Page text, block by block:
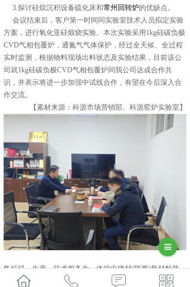
3.探讨硅烷沉积设备硫化床和常州回转炉的优缺点。
会议结束后，客户第一时间同实验室技术人员拟定实验
方案，进行氧化亚硅煅烧实验。本次实验采用1kg硅碳负极
CVD气相包覆炉，通氮气气体保护，经过全天候、全过程
实时监测，根据物料现场出料状态及实验结果，目前该公
司就1kg硅碳负极CVD气相包覆炉同我公司达成合作共
识，并表示将进一步加强中试线合作，有望在今后深入合
作交流。
【素材来源：科源市场营销部、科源窑炉实验室】
集科研、生产、技术服务为一体的中建材(陕西)新材料装
备有限公司,主要主营产品有:常州磷酸铁锂煅烧炉,常州硅